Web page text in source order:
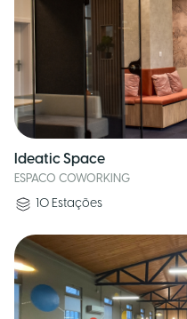
Ideatic Space
ESPACO COWORKING
10 Estações